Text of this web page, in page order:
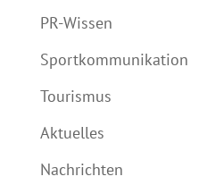
PR-Wissen
Sportkommunikation
Tourismus
Aktuelles
Nachrichten